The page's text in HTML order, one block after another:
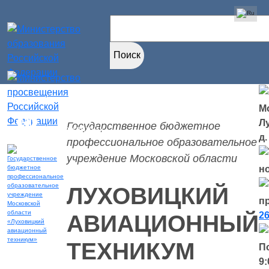
слабовидящих
Государственное бюджетное
профессиональное образовательное
учреждение Московской области
ЛУХОВИЦКИЙ
АВИАЦИОННЫЙ
ТЕХНИКУМ
д.